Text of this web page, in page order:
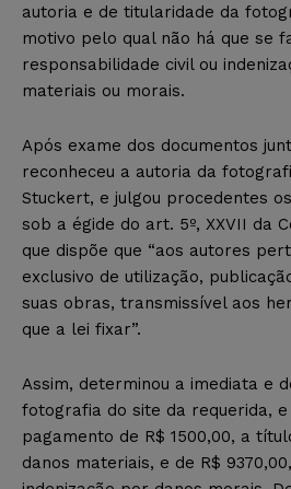
autoria e de titularidade da
motivo pelo qual não há que se
responsabilidade civil ou
materiais ou morais.
Após exame dos documentos
reconheceu a autoria da
Stuckert, e julgou procedentes
sob a égide do art. 5º, XXVII da
que dispõe que “aos autores
exclusivo de utilização,
suas obras, transmissível aos
que a lei fixar”.
Assim, determinou a imediata e
fotografia do site da requerida,
pagamento de R$ 1500,00, a
danos materiais, e de R$